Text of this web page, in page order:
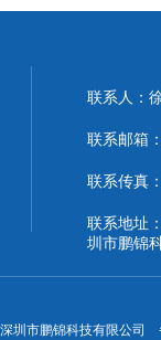
联系人：
联系邮箱
联系传真
联系地址
圳市鹏锦
圳市鹏锦科技有限公司